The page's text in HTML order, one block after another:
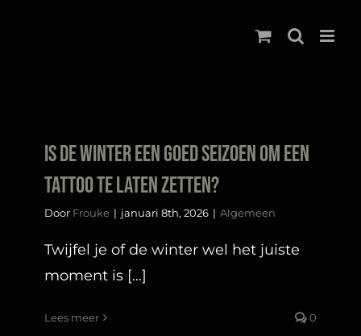
Is de winter een goed seizoen om een
tattoo te laten zetten?
Door Frouke | januari 8th, 2026 | Algemeen
Twijfel je of de winter wel het juiste
moment is [...]
Lees meer 0